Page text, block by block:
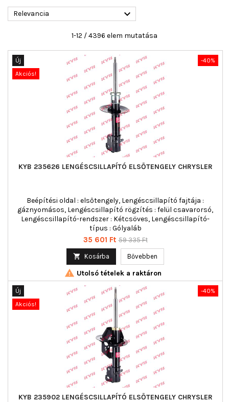
Relevancia 
1-12 / 4396 elem mutatása
-40%
Új
Akciós!
KYB 235626 LENGÉSCSILLAPÍTÓ ELSŐTENGELY CHRYSLER
Beépítési oldal : elsőtengely, Lengéscsillapító fajtája :
gáznyomásos, Lengéscsillapító rögzítés : felül csavarorsó,
Lengéscsillapító-rendszer : Kétcsöves, Lengéscsillapító-
típus : Gólyaláb
Ár
35 601 Ft Normál
59 335 Ft
 Kosárba Bővebben
 Utolsó tételek a raktáron
-40%
Új
Akciós!
KYB 235902 LENGÉSCSILLAPÍTÓ ELSŐTENGELY CHRYSLER